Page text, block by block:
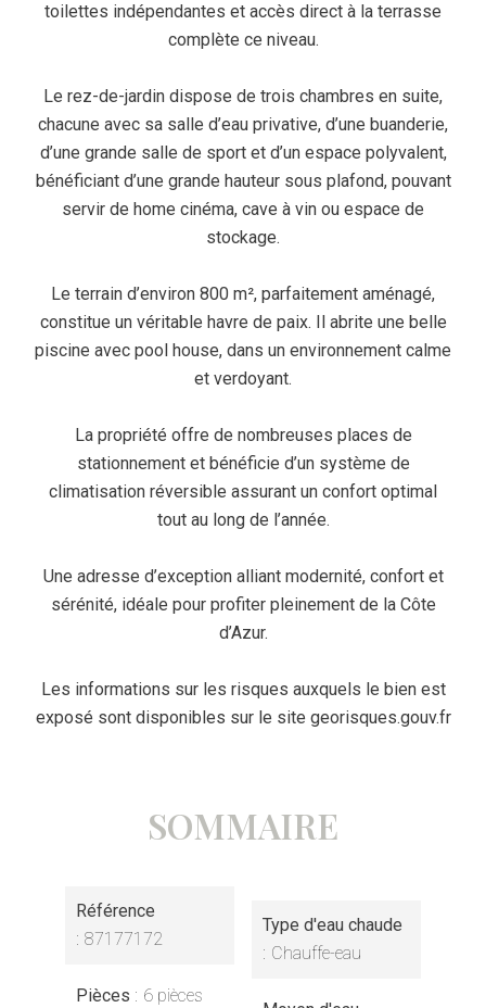
toilettes indépendantes et accès direct à la terrasse
complète ce niveau.
Le rez-de-jardin dispose de trois chambres en suite,
chacune avec sa salle d’eau privative, d’une buanderie,
d’une grande salle de sport et d’un espace polyvalent,
bénéficiant d’une grande hauteur sous plafond, pouvant
servir de home cinéma, cave à vin ou espace de
stockage.
Le terrain d’environ 800 m², parfaitement aménagé,
constitue un véritable havre de paix. Il abrite une belle
piscine avec pool house, dans un environnement calme
et verdoyant.
La propriété offre de nombreuses places de
stationnement et bénéficie d’un système de
climatisation réversible assurant un confort optimal
tout au long de l’année.
Une adresse d’exception alliant modernité, confort et
sérénité, idéale pour profiter pleinement de la Côte
d’Azur.
Les informations sur les risques auxquels le bien est
exposé sont disponibles sur le site georisques.gouv.fr
SOMMAIRE
Référence
87177172
Pièces 6 pièces
Type d'eau chaude
Chauffe-eau